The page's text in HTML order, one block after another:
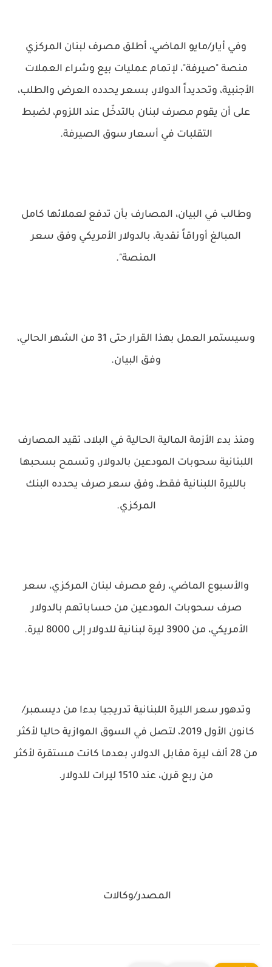
وفي أيار/مايو الماضي، أطلق مصرف لبنان المركزي
منصة "صيرفة"، لإتمام عمليات بيع وشراء العملات
الأجنبية، وتحديداً الدولار، بسعر يحدده العرض والطلب،
على أن يقوم مصرف لبنان بالتدخّل عند اللزوم، لضبط
التقلبات في أسعار سوق الصيرفة.
وطالب في البيان، المصارف بأن تدفع لعملائها كامل
المبالغ أوراقاً نقدية، بالدولار الأمريكي وفق سعر
المنصة".
وسيستمر العمل بهذا القرار حتى 31 من الشهر الحالي،
وفق البيان.
ومنذ بدء الأزمة المالية الحالية في البلاد، تقيد المصارف
اللبنانية سحوبات المودعين بالدولار، وتسمح بسحبها
بالليرة اللبنانية فقط، وفق سعر صرف يحدده البنك
المركزي.
والأسبوع الماضي، رفع مصرف لبنان المركزي، سعر
صرف سحوبات المودعين من حساباتهم بالدولار
الأمريكي، من 3900 ليرة لبنانية للدولار إلى 8000 ليرة.
وتدهور سعر الليرة اللبنانية تدريجيا بدءا من ديسمبر/
كانون الأول 2019، لتصل في السوق الموازية حاليا لأكثر
من 28 ألف ليرة مقابل الدولار، بعدما كانت مستقرة لأكثر
من ربع قرن، عند 1510 ليرات للدولار.​​​​​​​
المصدر/وكالات